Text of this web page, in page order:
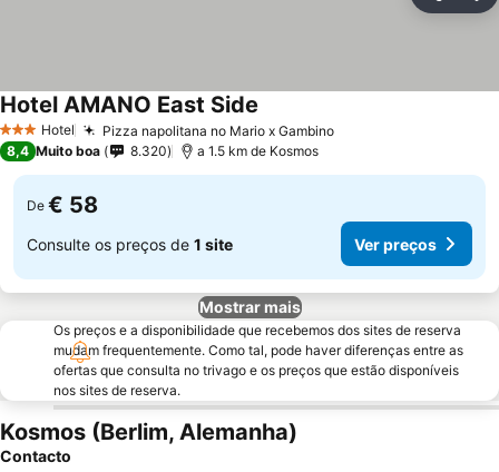
3 EstrelasHotel Pizza napolitana no Mario x GambinoVer preços
Hotel AMANO East Side
8,4 Muito boa 8.320 a 1.5 km de Kosmos
De € 58
Consulte os preços de 1 site Ver preços
Mostrar mais
Os preços e a disponibilidade que recebemos dos sites de reserva
mudam frequentemente. Como tal, pode haver diferenças entre as
ofertas que consulta no trivago e os preços que estão disponíveis
nos sites de reserva.
Kosmos (Berlim, Alemanha)
Contacto